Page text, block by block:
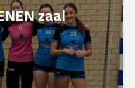
zaal